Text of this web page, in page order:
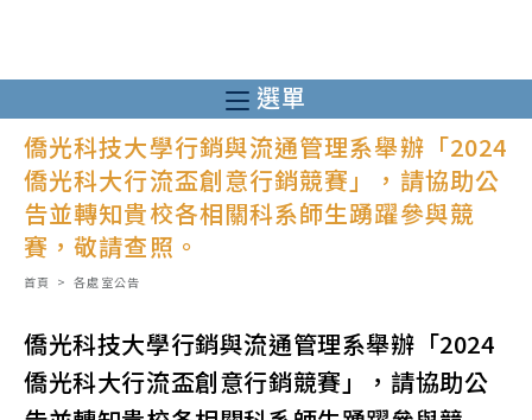
至
主
要
內
選單
僑光科技大學行銷與流通管理系舉辦「2024
僑光科大行流盃創意行銷競賽」，請協助公
告並轉知貴校各相關科系師生踴躍參與競
賽，敬請查照。
首頁 > 各處室公告
僑光科技大學行銷與流通管理系舉辦「2024
僑光科大行流盃創意行銷競賽」，請協助公